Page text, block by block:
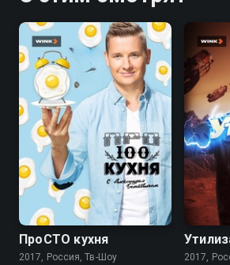
8.5
ПроСТО кухня
2017, Россия, Тв-Шоу
7.4
2017,